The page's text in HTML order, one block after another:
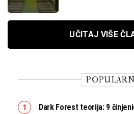
UČITAJ VIŠE
Dark Forest teorija: 9